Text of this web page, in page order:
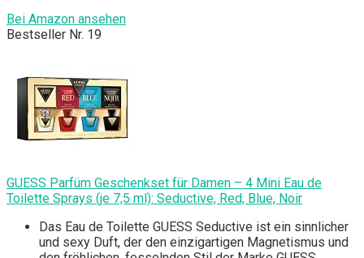
Bei Amazon ansehen
Bestseller Nr. 19
GUESS Parfüm Geschenkset für Damen – 4 Mini Eau de
Toilette Sprays (je 7,5 ml): Seductive, Red, Blue, Noir
Das Eau de Toilette GUESS Seductive ist ein sinnlicher
und sexy Duft, der den einzigartigen Magnetismus und